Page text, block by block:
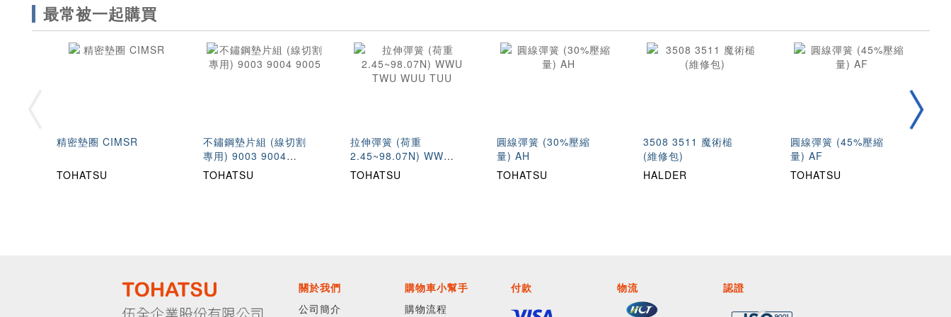
最常被一起購買
精密墊圈 CIMSR
TOHATSU
不鏽鋼墊片組 (線切割
專用) 9003 9004
9005
TOHATSU
拉伸彈簧 (荷重
2.45~98.07N) WWU
TWU WUU TUU
TOHATSU
圓線彈簧 (30%壓縮
量) AH
TOHATSU
3508 3511 魔術槌
(維修包)
HALDER
圓線彈簧 (45%壓縮
量) AF
TOHATSU
關於我們 購物車小幫手 付款 物流
認證
公司簡介
購物流程